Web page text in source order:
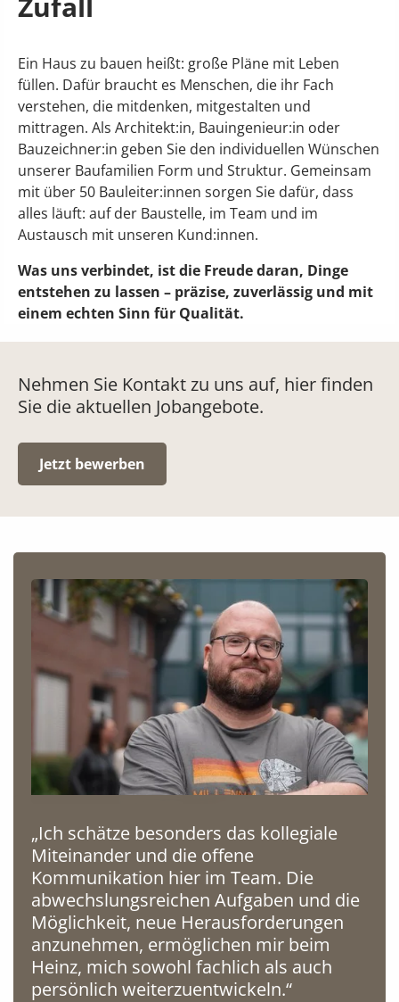
Ein Haus zu bauen heißt: große Pläne mit Leben
füllen. Dafür braucht es Menschen, die ihr Fach
verstehen, die mitdenken, mitgestalten und
mittragen. Als Architekt:in, Bauingenieur:in oder
Bauzeichner:in geben Sie den individuellen Wünschen
unserer Baufamilien Form und Struktur. Gemeinsam
mit über 50 Bauleiter:innen sorgen Sie dafür, dass
alles läuft: auf der Baustelle, im Team und im
Austausch mit unseren Kund:innen.
Was uns verbindet, ist die Freude daran, Dinge
entstehen zu lassen – präzise, zuverlässig und mit
einem echten Sinn für Qualität.
Nehmen Sie Kontakt zu uns auf, hier finden
Sie die aktuellen Jobangebote.
Jetzt bewerben
„Ich schätze besonders das kollegiale
Miteinander und die offene
Kommunikation hier im Team. Die
abwechslungsreichen Aufgaben und die
Möglichkeit, neue Herausforderungen
anzunehmen, ermöglichen mir beim
Heinz, mich sowohl fachlich als auch
persönlich weiterzuentwickeln.“